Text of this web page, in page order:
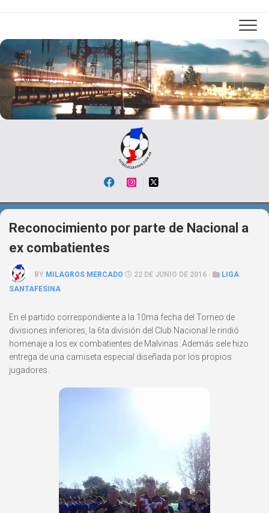
Reconocimiento por parte de Nacional a
ex combatientes
BY MILAGROS MERCADO 22 DE JUNIO DE 2016 ·
LIGA
SANTAFESINA
En el partido correspondiente a la 10ma fecha del Torneo de
divisiones inferiores, la 6ta división del Club Nacional le rindió
homenaje a los ex combatientes de Malvinas. Además sele hizo
entrega de una camiseta especial diseñada por los propios
jugadores.